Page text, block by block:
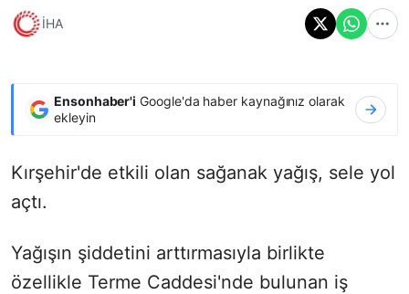
İHA
Ensonhaber'i Google'da haber kaynağınız olarak
ekleyin
Kırşehir'de etkili olan sağanak yağış, sele yol
açtı.
Yağışın şiddetini arttırmasıyla birlikte
özellikle Terme Caddesi'nde bulunan iş